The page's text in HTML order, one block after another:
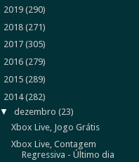
2019 (290)
2018 (271)
2017 (305)
2016 (279)
2015 (289)
2014(282)
▼dezembro(23)
Xbox Live, Jogo Grátis
Xbox Live, Contagem
Regressiva - Último dia